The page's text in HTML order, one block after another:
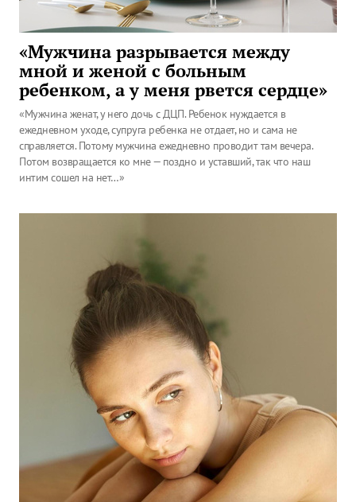
«Мужчина разрывается между
мной и женой с больным
ребенком, а у меня рвется сердце»
«Мужчина женат, у него дочь с ДЦП. Ребенок нуждается в
ежедневном уходе, супруга ребенка не отдает, но и сама не
справляется. Потому мужчина ежедневно проводит там вечера.
Потом возвращается ко мне — поздно и уставший, так что наш
интим сошел на нет…»